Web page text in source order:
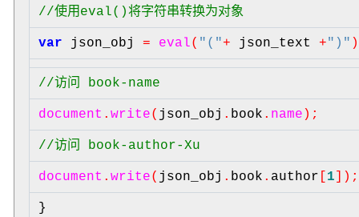
//使用eval()将字符串转换为对象
var json_obj = eval( " ( "+ json_text +" ) " )
//访问 book-name
document .write( json_obj . book . name ) ;
//访问 book-author-Xu
document .write( json_obj . book . author 1 ) ;
}